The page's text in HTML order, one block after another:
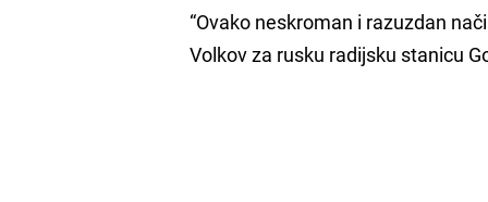
“Ovako neskroman i razuzdan
Volkov za rusku radijsku stanicu